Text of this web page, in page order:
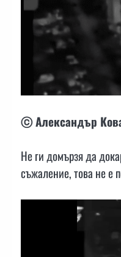
ⓒ Александър
Не ги домързя да
съжаление, това не е